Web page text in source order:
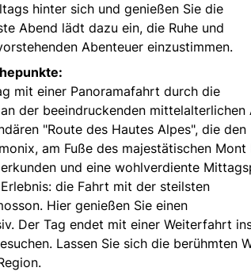
hinter sich und genießen Sie die
Abend lädt dazu ein, die Ruhe und
Abenteuer einzustimmen.
mit einer Panoramafahrt durch die
der beeindruckenden mittelalterlichen
"Route des Hautes Alpes", die den
am Fuße des majestätischen Mont
und eine wohlverdiente
die Fahrt mit der steilsten
Hier genießen Sie einen
Der Tag endet mit einer Weiterfahrt
Lassen Sie sich die berühmten